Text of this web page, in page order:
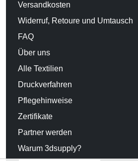
Versandkosten
Widerruf, Retoure und Umtausch
FAQ
Über uns
Alle Textilien
Druckverfahren
Pflegehinweise
Zertifikate
Partner werden
Warum 3dsupply?